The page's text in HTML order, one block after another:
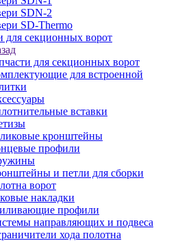
SDN-2
SD-Thermo
для секционных ворот
для секционных ворот
для встроенной
вставки
кронштейны
профили
и петли для сборки
ворот
накладки
профили
направляющих и подвеса
хода полотна